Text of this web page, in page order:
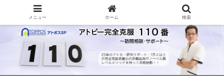
メニュー ホーム 検索